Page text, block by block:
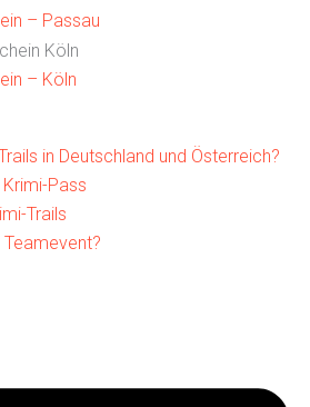
– Passau
– Köln
in Deutschland und Österreich?
Pass
Trails